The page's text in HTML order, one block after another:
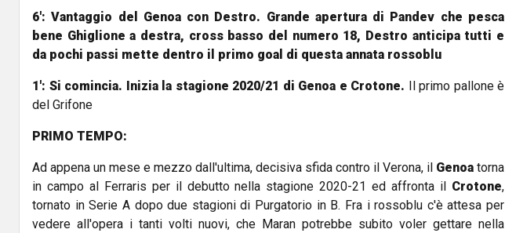
6': Vantaggio del Genoa con Destro. Grande apertura di Pandev che pesca
bene Ghiglione a destra, cross basso del numero 18, Destro anticipa tutti e
da pochi passi mette dentro il primo goal di questa annata rossoblu
1': Si comincia. Inizia la stagione 2020/21 di Genoa e Crotone. Il primo pallone è
del Grifone
PRIMO TEMPO:
Ad appena un mese e mezzo dall'ultima, decisiva sfida contro il Verona, il Genoa torna
in campo al Ferraris per il debutto nella stagione 2020-21 ed affronta il Crotone,
tornato in Serie A dopo due stagioni di Purgatorio in B. Fra i rossoblu c'è attesa per
vedere all'opera i tanti volti nuovi, che Maran potrebbe subito voler gettare nella